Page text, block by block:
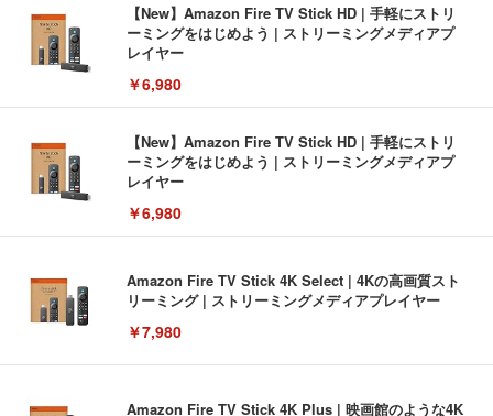
【New】Amazon Fire TV Stick HD | 手軽にストリ
ーミングをはじめよう | ストリーミングメディアプ
レイヤー
￥6,980
【New】Amazon Fire TV Stick HD | 手軽にストリ
ーミングをはじめよう | ストリーミングメディアプ
レイヤー
￥6,980
Amazon Fire TV Stick 4K Select | 4Kの高画質スト
リーミング | ストリーミングメディアプレイヤー
￥7,980
Amazon Fire TV Stick 4K Plus | 映画館のような4K